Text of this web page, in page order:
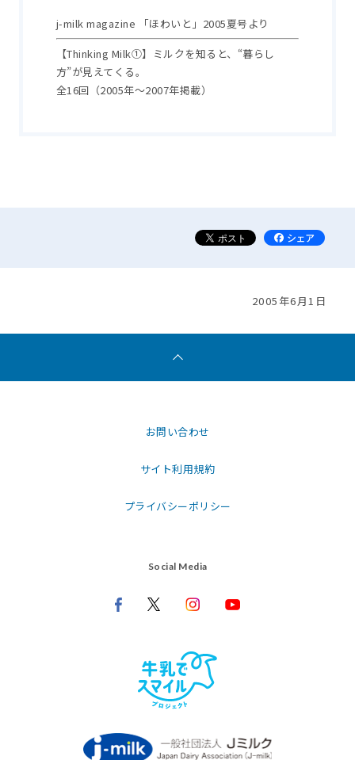
j-milk magazine 「ほわいと」2005夏号より
【Thinking Milk①】ミルクを知ると、“暮らし
方”が見えてくる。
全16回（2005年～2007年掲載）
2005年6月1日
お問い合わせ
サイト利用規約
プライバシーポリシー
Social Media